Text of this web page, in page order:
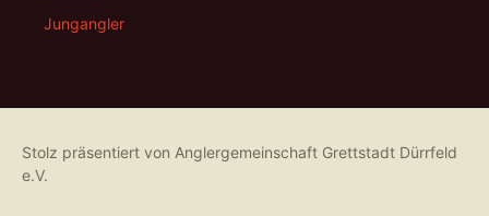
Jungangler
Stolz präsentiert von Anglergemeinschaft Grettstadt Dürrfeld
e.V.